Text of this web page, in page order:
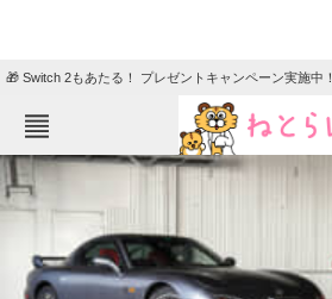
🎁 Switch 2もあたる！ プレゼントキャンペーン実施中！
ねとらぼメニュー
TOP
グルメ 地域